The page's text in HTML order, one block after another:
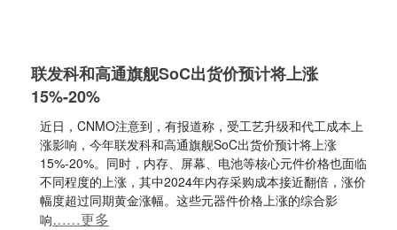
联发科和高通旗舰SoC出货价预计将上涨
15%-20%
近日，CNMO注意到，有报道称，受工艺升级和代工成本上
涨影响，今年联发科和高通旗舰SoC出货价预计将上涨
15%-20%。同时，内存、屏幕、电池等核心元件价格也面临
不同程度的上涨，其中2024年内存采购成本接近翻倍，涨价
幅度超过同期黄金涨幅。这些元器件价格上涨的综合影
响……更多